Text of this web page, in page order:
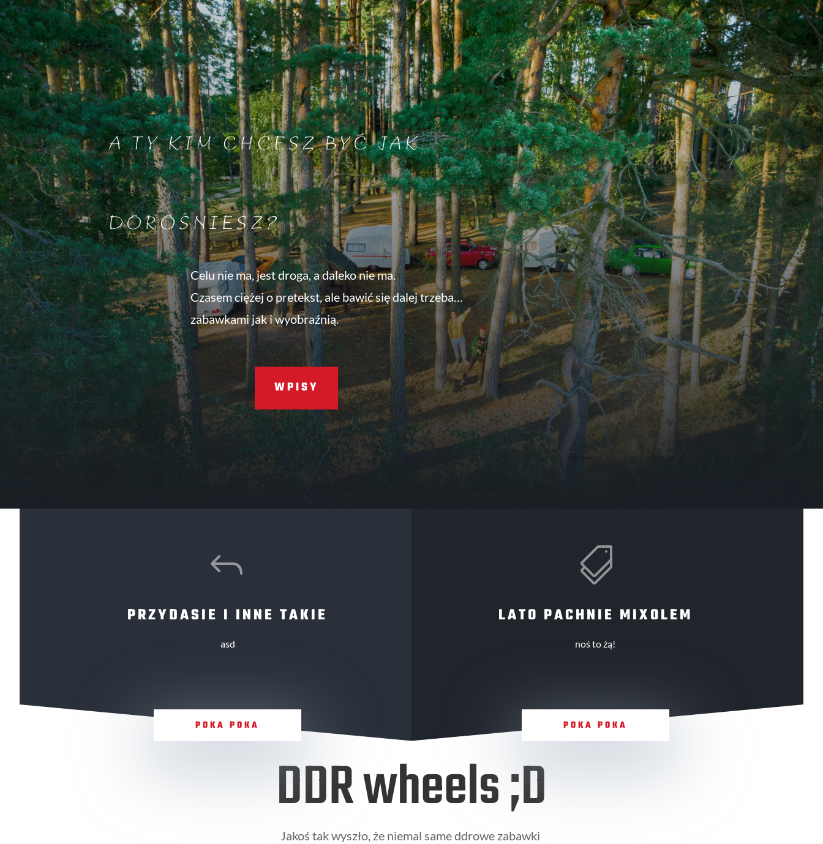
A TY KIM CHCESZ BYĆ JAK
DOROŚNIESZ?
Celu nie ma, jest droga, a daleko nie ma.
Czasem ciężej o pretekst, ale bawić się dalej trzeba…
zabawkami jak i wyobraźnią.
WPISY
J
PRZYDASIE I INNE TAKIE
asd
POKA POKA

LATO PACHNIE MIXOLEM
noś to źą!
POKA POKA
DDR wheels ;D
Jakoś tak wyszło, że niemal same ddrowe zabawki